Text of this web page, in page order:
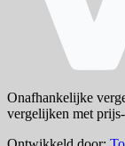
Onafhankelijke
vergelijken met